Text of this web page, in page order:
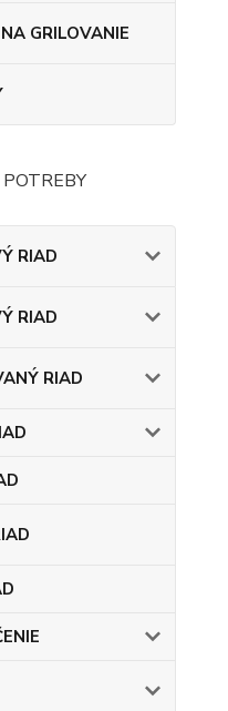
GRILOVANIE
RIAD
RIAD
RIAD